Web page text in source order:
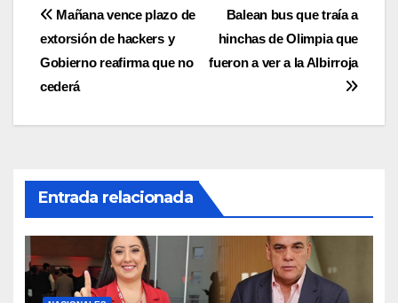
Navegación
de
entradas
Balean bus que traía a
hinchas de Olimpia que
fueron a ver a la Albirroja
Mañana vence plazo de
extorsión de hackers y
Gobierno reafirma que no
cederá
Entrada relacionada